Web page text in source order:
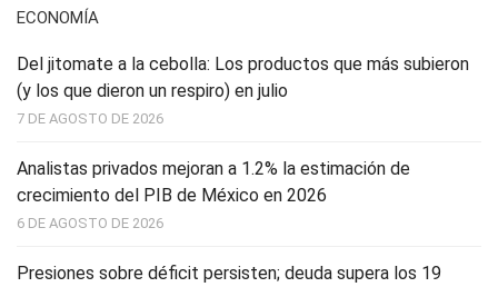
ECONOMÍA
Del jitomate a la cebolla: Los productos que más subieron
(y los que dieron un respiro) en julio
7 DE AGOSTO DE 2026
Analistas privados mejoran a 1.2% la estimación de
crecimiento del PIB de México en 2026
6 DE AGOSTO DE 2026
Presiones sobre déficit persisten; deuda supera los 19